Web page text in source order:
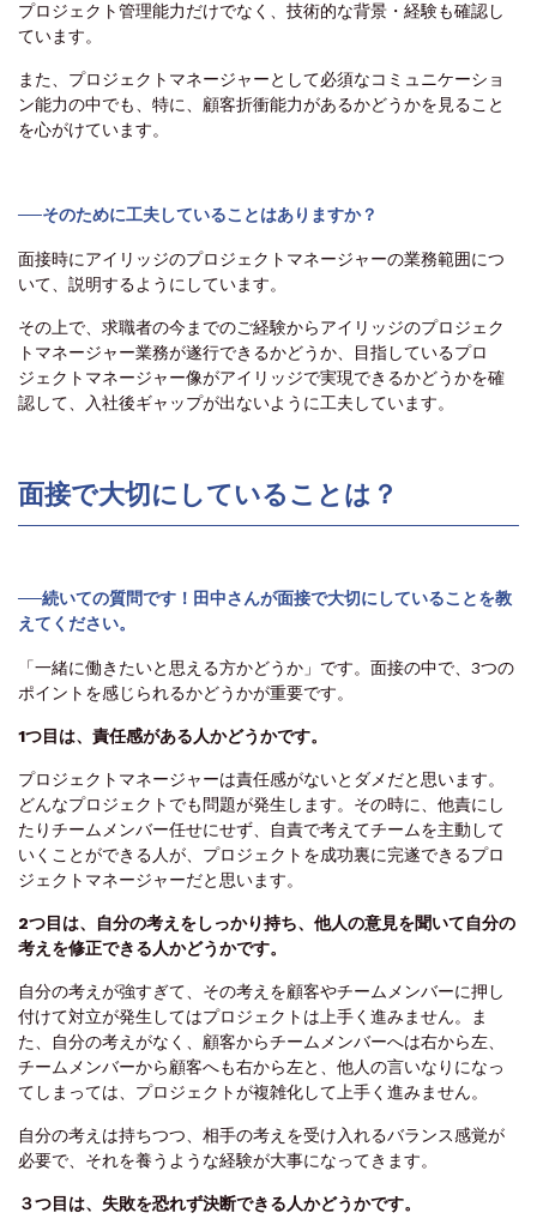
プロジェクト管理能力だけでなく、技術的な背景・経験も確認し
ています。
また、プロジェクトマネージャーとして必須なコミュニケーショ
ン能力の中でも、特に、顧客折衝能力があるかどうかを見ること
を心がけています。
──そのために工夫していることはありますか？
面接時にアイリッジのプロジェクトマネージャーの業務範囲につ
いて、説明するようにしています。
その上で、求職者の今までのご経験からアイリッジのプロジェク
トマネージャー業務が遂行できるかどうか、目指しているプロ
ジェクトマネージャー像がアイリッジで実現できるかどうかを確
認して、入社後ギャップが出ないように工夫しています。
面接で大切にしていることは？
──続いての質問です！田中さんが面接で大切にしていることを教
えてください。
「一緒に働きたいと思える方かどうか」です。面接の中で、3つの
ポイントを感じられるかどうかが重要です。
1つ目は、責任感がある人かどうかです。
プロジェクトマネージャーは責任感がないとダメだと思います。
どんなプロジェクトでも問題が発生します。その時に、他責にし
たりチームメンバー任せにせず、自責で考えてチームを主動して
いくことができる人が、プロジェクトを成功裏に完遂できるプロ
ジェクトマネージャーだと思います。
2つ目は、自分の考えをしっかり持ち、他人の意見を聞いて自分の
考えを修正できる人かどうかです。
自分の考えが強すぎて、その考えを顧客やチームメンバーに押し
付けて対立が発生してはプロジェクトは上手く進みません。ま
た、自分の考えがなく、顧客からチームメンバーへは右から左、
チームメンバーから顧客へも右から左と、他人の言いなりになっ
てしまっては、プロジェクトが複雑化して上手く進みません。
自分の考えは持ちつつ、相手の考えを受け入れるバランス感覚が
必要で、それを養うような経験が大事になってきます。
３つ目は、失敗を恐れず決断できる人かどうかです。